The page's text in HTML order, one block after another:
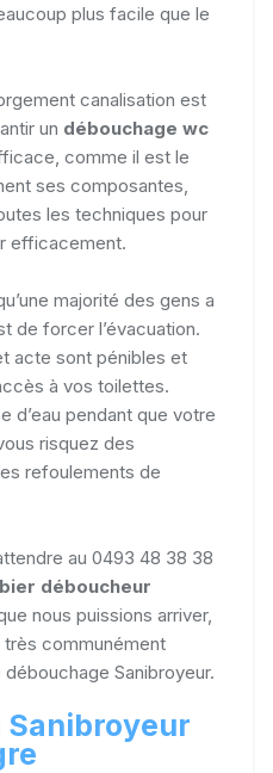
plus facile que le
canalisation est
un débouchage wc
comme il est le
ses composantes,
les techniques pour
efficacement.
majorité des gens a
de forcer l’évacuation.
acte sont pénibles et
à vos toilettes.
d’eau pendant que votre
risquez des
refoulements de
au 0493 48 38 38
déboucheur
nous puissions arriver,
communément
Sanibroyeur.
Sanibroyeur